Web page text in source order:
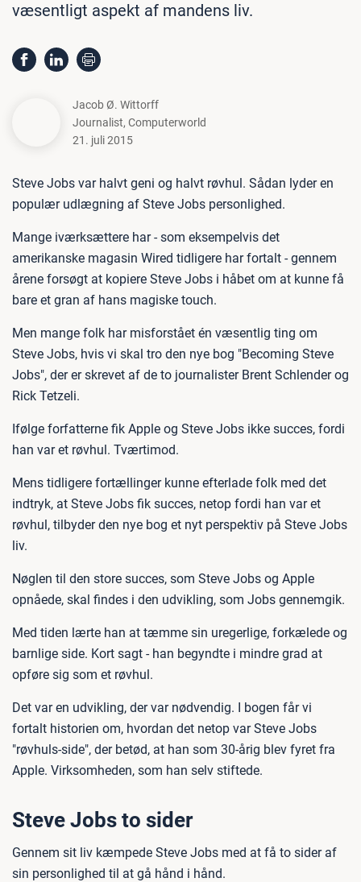
væsentligt aspekt af mandens liv.
Jacob Ø. Wittorff
Journalist, Computerworld
21. juli 2015
Steve Jobs var halvt geni og halvt røvhul. Sådan lyder en
populær udlægning af Steve Jobs personlighed.
Mange iværksættere har - som eksempelvis det
amerikanske magasin Wired tidligere har fortalt - gennem
årene forsøgt at kopiere Steve Jobs i håbet om at kunne få
bare et gran af hans magiske touch.
Men mange folk har misforstået én væsentlig ting om
Steve Jobs, hvis vi skal tro den nye bog "Becoming Steve
Jobs", der er skrevet af de to journalister Brent Schlender og
Rick Tetzeli.
Ifølge forfatterne fik Apple og Steve Jobs ikke succes, fordi
han var et røvhul. Tværtimod.
Mens tidligere fortællinger kunne efterlade folk med det
indtryk, at Steve Jobs fik succes, netop fordi han var et
røvhul, tilbyder den nye bog et nyt perspektiv på Steve Jobs
liv.
Nøglen til den store succes, som Steve Jobs og Apple
opnåede, skal findes i den udvikling, som Jobs gennemgik.
Med tiden lærte han at tæmme sin uregerlige, forkælede og
barnlige side. Kort sagt - han begyndte i mindre grad at
opføre sig som et røvhul.
Det var en udvikling, der var nødvendig. I bogen får vi
fortalt historien om, hvordan det netop var Steve Jobs
"røvhuls-side", der betød, at han som 30-årig blev fyret fra
Apple. Virksomheden, som han selv stiftede.
Steve Jobs to sider
Gennem sit liv kæmpede Steve Jobs med at få to sider af
sin personlighed til at gå hånd i hånd.